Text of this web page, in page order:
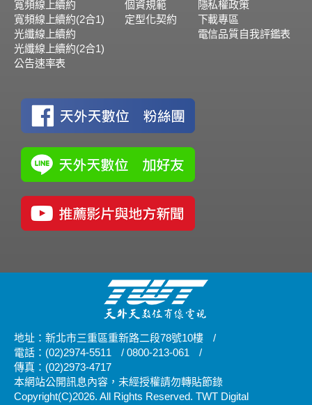
寬頻線上續約
寬頻線上續約(2合1)
光纖線上續約
光纖線上續約(2合1)
公告速率表
個資規範
定型化契約
隱私權政策
下載專區
電信品質自我評鑑表
地址：新北市三重區重新路二段78號10樓
/
電話：(02)2974-5511
/ 0800-213-061
/
傳真：(02)2973-4717
本網站公開訊息內容，未經授權請勿轉貼節錄
Copyright(C)2026. All Rights Reserved. TWT Digital